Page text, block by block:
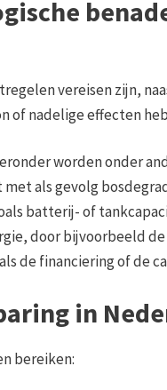
vereisen zijn,
of nadelige effecten
worden onder
als gevolg
batterij- of
door bijvoorbeeld
de financiering of de
in
bereiken: